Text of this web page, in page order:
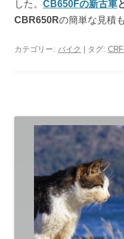
した。 CB650Fの新古車
CBR650Rの簡単な見積
カテゴリー: バイク | タグ: